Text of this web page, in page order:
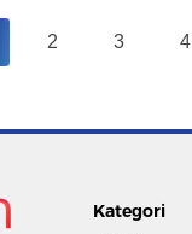
2 3 4
Kategori